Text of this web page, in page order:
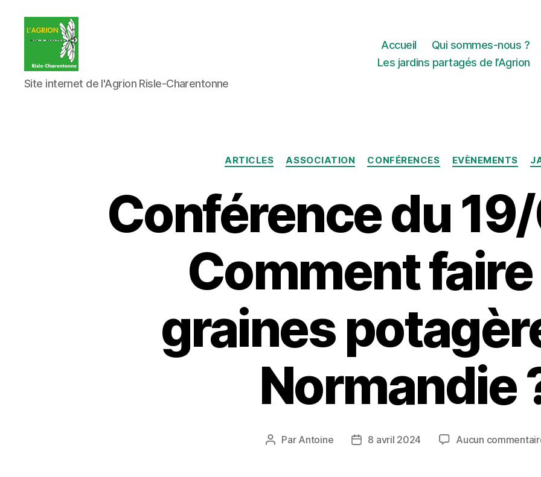
L'Agrion
Risle
Site internet de l'Agrion Risle-Charentonne
Accueil Qui sommes-nous ?
Les jardins partagés de l’Agrion
Catégories
ARTICLES ASSOCIATION CONFÉRENCES EVÈNEMENTS
Conférence du
Comment
graines
Normandie
Auteur
Par Antoine
Date8 avril 2024 Aucun